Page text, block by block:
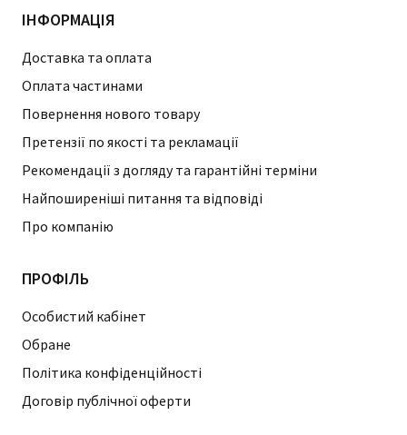
ІНФОРМАЦІЯ
Доставка та оплата
Оплата частинами
Повернення нового товару
Претензії по якості та рекламації
Рекомендації з догляду та гарантійні терміни
Найпоширеніші питання та відповіді
Про компанію
ПРОФІЛЬ
Особистий кабінет
Обране
Політика конфіденційності
Договір публічної оферти